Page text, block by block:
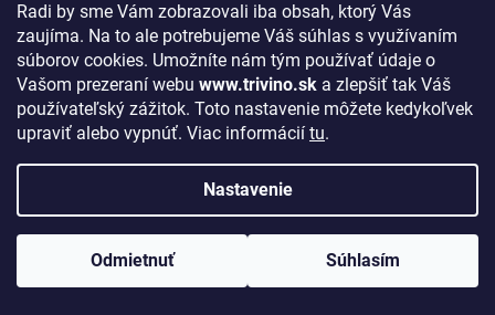
Radi by sme Vám zobrazovali iba obsah, ktorý Vás
zaujíma. Na to ale potrebujeme Váš súhlas s využívaním
súborov cookies. Umožníte nám tým používať údaje o
Vašom prezeraní webu www.trivino.sk a zlepšiť tak Váš
používateľský zážitok. Toto nastavenie môžete kedykoľvek
upraviť alebo vypnúť. Viac informácií tu.
Nastavenie
Odmietnuť Súhlasím
Chenin Blanc zo slnkom zahriatych svahov Western Cape
Kód:881308